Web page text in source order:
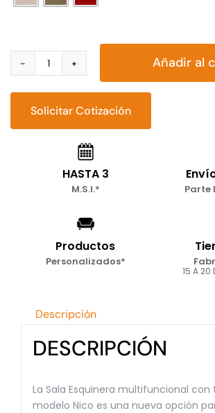
Sala
Esquinera
Multifuncional
con
Taburete
Modelo
Añadir al
Solicitar Cotización
HASTA 3
M.S.I.* Parte
Productos
Personalizados*
15 A
Descripción
DESCRIPCIÓN
La Sala Esquinera multifuncional
modelo Nico es una nueva opción